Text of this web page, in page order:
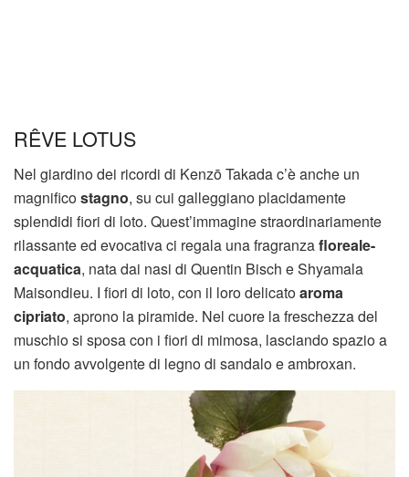
RÊVE LOTUS
Nel giardino dei ricordi di Kenzō Takada c’è anche un
magnificostagno, su cui galleggiano placidamente
splendidi fiori di loto. Quest’immagine straordinariamente
rilassante ed evocativa ci regala una fragranzafloreale-
acquatica, nata dai nasi di Quentin Bisch e Shyamala
Maisondieu. I fiori di loto, con il loro delicatoaroma
cipriato, aprono la piramide. Nel cuore la freschezza del
muschio si sposa con i fiori di mimosa, lasciando spazio a
un fondo avvolgente di legno di sandalo e ambroxan.